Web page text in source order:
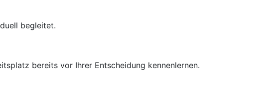
begleitet.
bereits vor Ihrer Entscheidung kennenlernen.